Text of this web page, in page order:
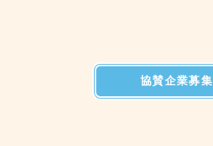
協賛企業募集